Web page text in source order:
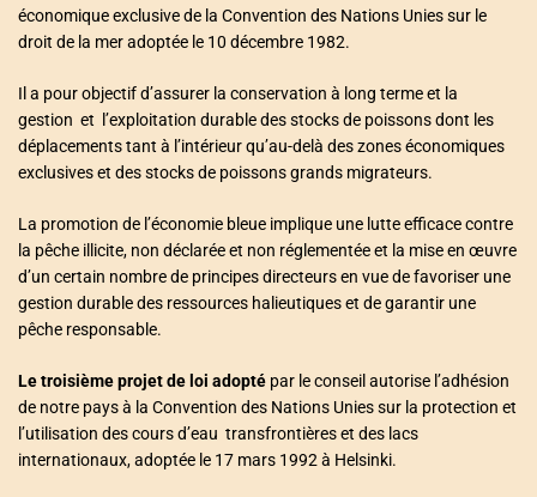
économique exclusive de la Convention des Nations Unies sur le
droit de la mer adoptée le 10 décembre 1982.
Il a pour objectif d’assurer la conservation à long terme et la
gestion et l’exploitation durable des stocks de poissons dont les
déplacements tant à l’intérieur qu’au-delà des zones économiques
exclusives et des stocks de poissons grands migrateurs.
La promotion de l’économie bleue implique une lutte efficace contre
la pêche illicite, non déclarée et non réglementée et la mise en œuvre
d’un certain nombre de principes directeurs en vue de favoriser une
gestion durable des ressources halieutiques et de garantir une
pêche responsable.
Le troisième projet de loi adopté par le conseil autorise l’adhésion
de notre pays à la Convention des Nations Unies sur la protection et
l’utilisation des cours d’eau transfrontières et des lacs
internationaux, adoptée le 17 mars 1992 à Helsinki.